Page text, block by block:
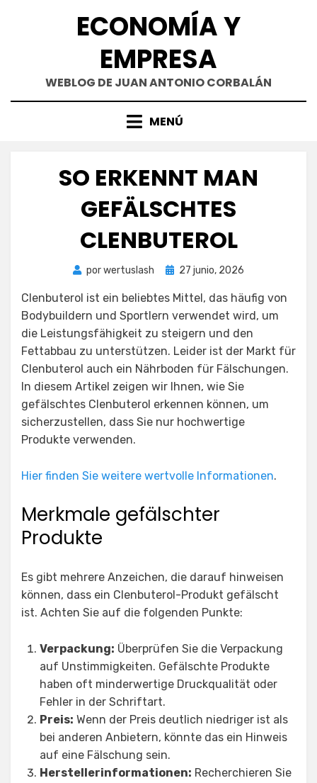
ECONOMÍA Y
EMPRESA
WEBLOG DE JUAN ANTONIO CORBALÁN
MENÚ
SO ERKENNT MAN
GEFÄLSCHTES
CLENBUTEROL
porwertuslash
Publicada
27 junio, 2026
Clenbuterol ist ein beliebtes Mittel, das häufig von
Bodybuildern und Sportlern verwendet wird, um
die Leistungsfähigkeit zu steigern und den
Fettabbau zu unterstützen. Leider ist der Markt für
Clenbuterol auch ein Nährboden für Fälschungen.
In diesem Artikel zeigen wir Ihnen, wie Sie
gefälschtes Clenbuterol erkennen können, um
sicherzustellen, dass Sie nur hochwertige
Produkte verwenden.
Hier finden Sie weitere wertvolle Informationen.
Merkmale gefälschter
Produkte
Es gibt mehrere Anzeichen, die darauf hinweisen
können, dass ein Clenbuterol-Produkt gefälscht
ist. Achten Sie auf die folgenden Punkte:
Verpackung: Überprüfen Sie die Verpackung
auf Unstimmigkeiten. Gefälschte Produkte
haben oft minderwertige Druckqualität oder
Fehler in der Schriftart.
Preis: Wenn der Preis deutlich niedriger ist als
bei anderen Anbietern, könnte das ein Hinweis
auf eine Fälschung sein.
Herstellerinformationen: Recherchieren Sie